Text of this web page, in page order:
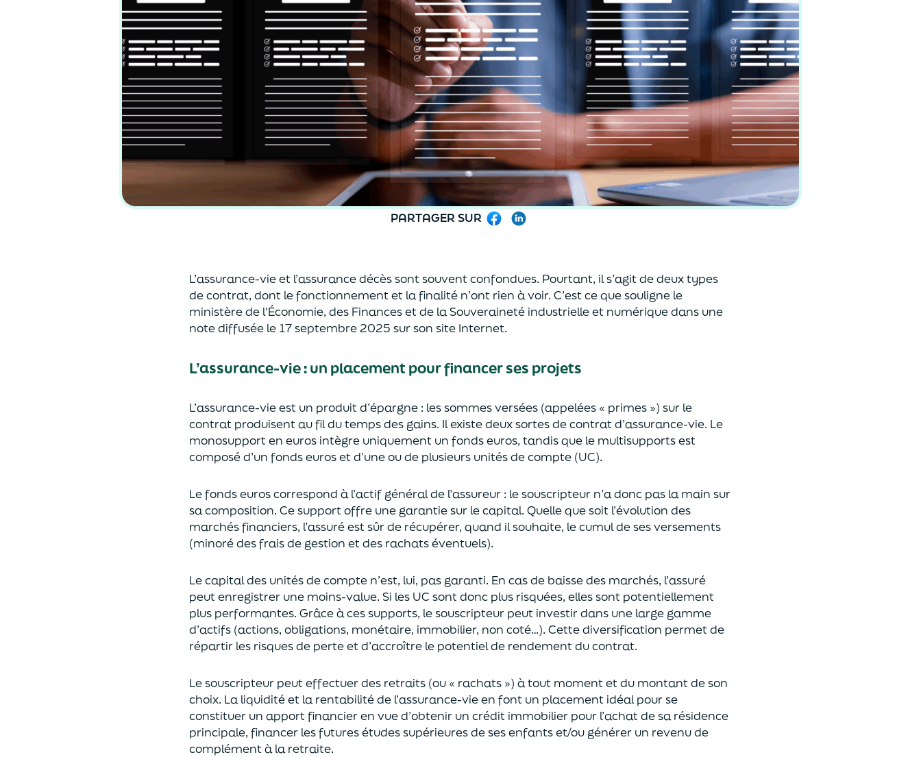
PARTAGER SUR Facebook
L’assurance-vie et l’assurance décès sontsouventconfondues. Pourtant, il s’agit de deux types
de contrat, dont le fonctionnement et la finalité n’ont rien à voir. C’est ce que souligne le
ministère de l'Économie, des Financeset de la Souveraineté industrielle et numériquedans une
note diffusée le 17 septembre 2025 sur son site Internet.
L’assurance-vie : un placement pour financer ses projets
L’assurance-vie est un produit d’épargne : les sommes versées (appelées « primes ») sur le
contrat produisent au fil du temps des gains. Il existe deux sortesde contrat d’assurance-vie. Le
monosupport en euros intègre uniquement un fonds euros, tandis que le multisupports est
composé d’un fonds euros et d’une ou de plusieurs unités de compte (UC).
Le fonds euros correspond à l’actif général de l’assureur : le souscripteur n’a donc pas la main sur
sa composition. Ce support offre une garantie sur le capital. Quelle que soit l’évolution des
marchés financiers, l’assuré est sûr de récupérer, quand il souhaite, le cumul de ses versements
(minoré des frais de gestion et des rachats éventuels).
Le capital des unités de compte n’est, lui, pas garanti. En casde baisse des marchés, l’assuré
peut enregistrer une moins-value. Si les UC sont donc plus risquées, elles sont potentiellement
plus performantes. Grâce à ces supports, le souscripteur peut investir dans une large gamme
d’actifs (actions, obligations, monétaire, immobilier, non coté…). Cette diversification permet de
répartir les risques de perte et d’accroître le potentielde rendement du contrat.
Le souscripteur peut effectuer des retraits (ou « rachats ») à tout moment et du montant de son
choix. Laliquiditéet la rentabilité de l’assurance-vie en font un placement idéal pour se
constituer un apport financier en vued’obtenir un crédit immobilier pour l’achat desa résidence
principale, financer les futures études supérieures de ses enfantset/ou générer un revenu de
complément à la retraite.